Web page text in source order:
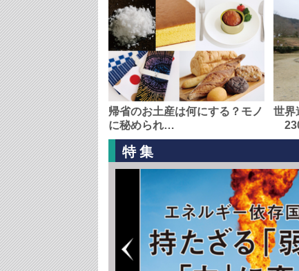
帰省のお土産は何にする？モノ
に秘められ…
世界
特集